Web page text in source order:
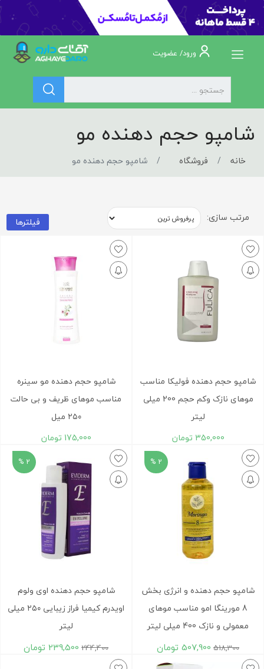
ورود/ عضویت
شامپو حجم دهنده مو
خانه فروشگاه شامپو حجم دهنده مو
مرتب سازی: فیلترها
شامپو حجم دهنده فولیکا مناسب
موهای نازک وکم حجم 200 میلی
لیتر
350,000 تومان
شامپو حجم دهنده مو سینره
مناسب موهای ظریف و بی حالت
۲۵۰ میل
175,000 تومان
2 %
شامپو حجم دهنده و انرژی بخش
8 مورینگا امو مناسب موهای
معمولی و نازک 400 میلی لیتر
518,300
507,900 تومان
2 %
شامپو حجم دهنده اوی ولوم
اویدرم کیمیا فراز زیبایی ۲۵۰ میلی
لیتر
244,400
239,500 تومان